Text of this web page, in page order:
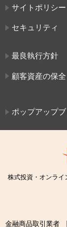
サイトポリシー
セキュリティ
最良執行方針
顧客資産の保全
ポップアップ
株式投資・オンライ
金融商品取引業